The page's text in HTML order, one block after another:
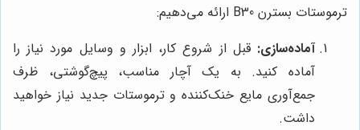
ترموستات بسترن B30 ارائه می‌دهیم:
آماده‌سازی: قبل از شروع کار، ابزار و وسایل مورد نیاز را
آماده کنید. به یک آچار مناسب، پیچ‌گوشتی، ظرف
جمع‌آوری مایع خنک‌کننده و ترموستات جدید نیاز خواهید
داشت.